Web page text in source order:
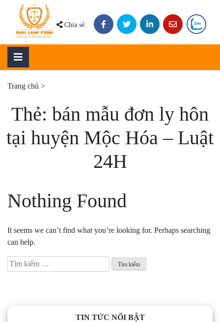
content
Chia sẻ:
Trang chủ >
Thẻ: bán mẫu đơn ly hôn
tại huyện Mộc Hóa – Luật
24H
Nothing Found
It seems we can’t find what you’re looking for. Perhaps searching
can help.
Tìm
kiếm
TIN TỨC NỔI BẬT